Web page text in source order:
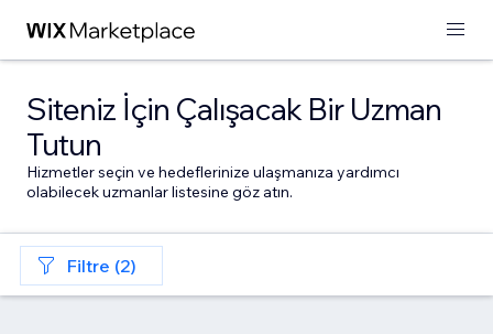
Siteniz İçin Çalışacak Bir Uzman
Tutun
Hizmetler seçin ve hedeflerinize ulaşmanıza yardımcı
olabilecek uzmanlar listesine göz atın.
Filtre (2)